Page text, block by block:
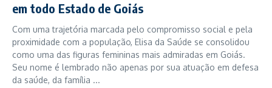
em todo Estado de Goiás
Com uma trajetória marcada pelo compromisso social e pela
proximidade com a população, Elisa da Saúde se consolidou
como uma das figuras femininas mais admiradas em Goiás.
Seu nome é lembrado não apenas por sua atuação em defesa
da saúde, da família ...